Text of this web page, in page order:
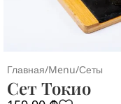
Главная/Menu/Сеты
Сет Токио